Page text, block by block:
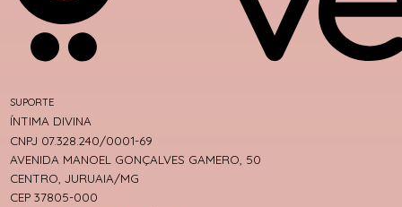
SUPORTE
ÍNTIMA DIVINA
CNPJ 07.328.240/0001-69
AVENIDA MANOEL GONÇALVES GAMERO, 50
CENTRO, JURUAIA/MG
CEP 37805-000